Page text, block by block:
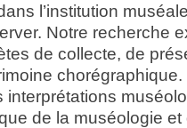
l’institution
Notre recherche
de collecte, de
chorégraphique.
de la muséologie